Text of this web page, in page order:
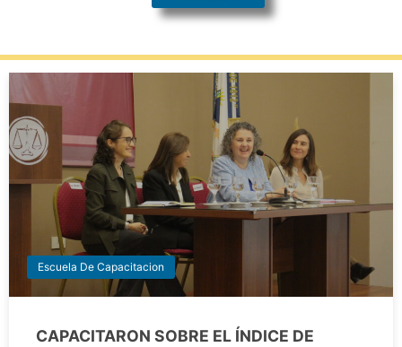
Escuela De Capacitacion
CAPACITARON SOBRE EL ÍNDICE DE